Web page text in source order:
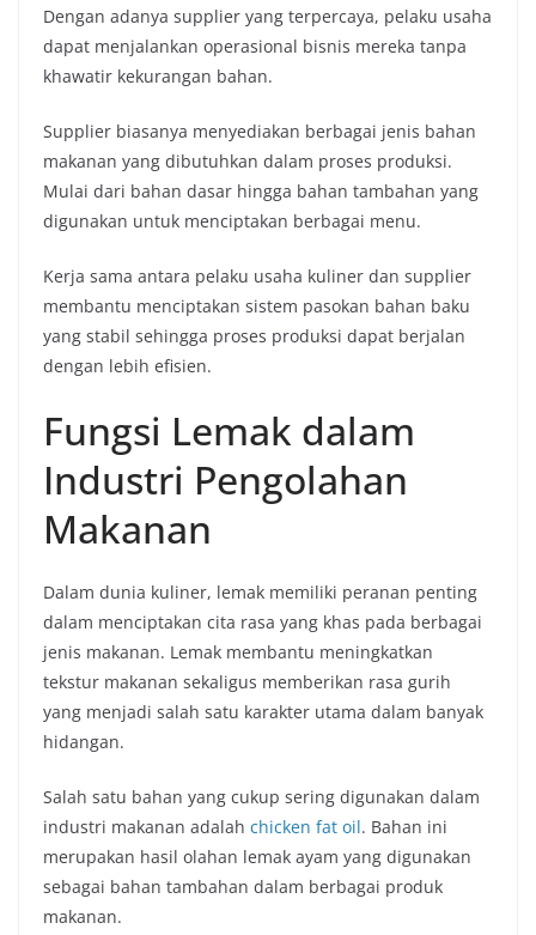
Dengan adanya supplier yang terpercaya, pelaku usaha
dapat menjalankan operasional bisnis mereka tanpa
khawatir kekurangan bahan.
Supplier biasanya menyediakan berbagai jenis bahan
makanan yang dibutuhkan dalam proses produksi.
Mulai dari bahan dasar hingga bahan tambahan yang
digunakan untuk menciptakan berbagai menu.
Kerja sama antara pelaku usaha kuliner dan supplier
membantu menciptakan sistem pasokan bahan baku
yang stabil sehingga proses produksi dapat berjalan
dengan lebih efisien.
Fungsi Lemak dalam
Industri Pengolahan
Makanan
Dalam dunia kuliner, lemak memiliki peranan penting
dalam menciptakan cita rasa yang khas pada berbagai
jenis makanan. Lemak membantu meningkatkan
tekstur makanan sekaligus memberikan rasa gurih
yang menjadi salah satu karakter utama dalam banyak
hidangan.
Salah satu bahan yang cukup sering digunakan dalam
industri makanan adalah chicken fat oil. Bahan ini
merupakan hasil olahan lemak ayam yang digunakan
sebagai bahan tambahan dalam berbagai produk
makanan.